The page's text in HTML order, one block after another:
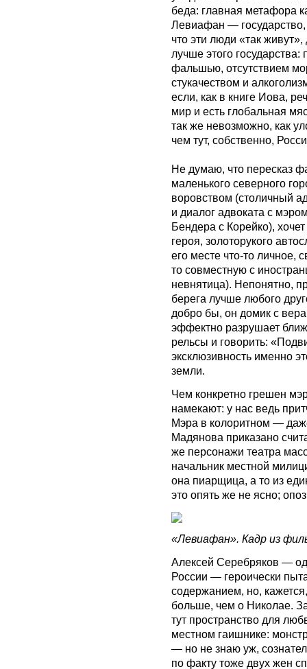
беда: главная метафора
Левиафан — государство,
что эти люди «так
лучше этого
фальшью, отсутствием
стукачеством и
если, как в книге Иова,
мир и есть глобальная
так же невозможно, как
чем тут, собственно,
Не думаю, что пересказ
маленького северного
воровством (столичный
и диалог адвоката с
Бендера с Корейко),
героя, золоторукого
его месте что-то личное,
то совместную с
невнятица). Непонятно,
берега лучше любого
добро бы, он домик с
эффектно разрушает
рельсы и говорить:
эксклюзивность именно
земли.
Чем конкретно грешен
намекают: у нас ведь
Мэра в колоритном —
Мадянова приказано
же персонажи театра
начальник местной
она пиарщица, а то из
это опять же не ясно;
«Левиафан». Кадр из
Алексей Серебряков —
России — героически
содержанием, но,
больше, чем о Николае.
тут пространство для
местном гаишнике:
— но не знаю уж,
по факту тоже двух жен